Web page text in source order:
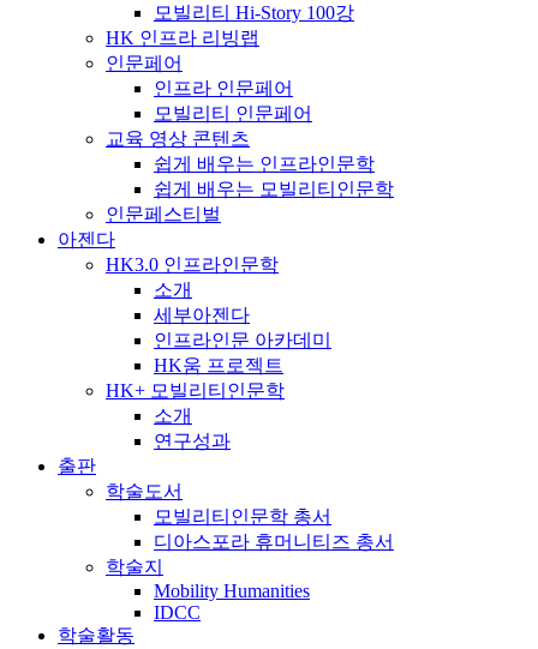
모빌리티 Hi-Story 100강
HK 인프라 리빙랩
인문페어
인프라 인문페어
모빌리티 인문페어
교육 영상 콘텐츠
쉽게 배우는 인프라인문학
쉽게 배우는 모빌리티인문학
인문페스티벌
아젠다
HK3.0 인프라인문학
소개
세부아젠다
인프라인문 아카데미
HK움 프로젝트
HK+ 모빌리티인문학
소개
연구성과
출판
학술도서
모빌리티인문학 총서
디아스포라 휴머니티즈 총서
학술지
Mobility Humanities
IDCC
학술활동